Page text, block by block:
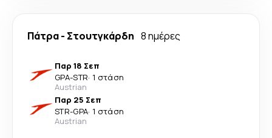
Πάτρα- Στουτγκάρδη 8 ημέρες
Παρ 18 Σεπ
GPA-STR· 1 στάση
Austrian
Παρ 25 Σεπ
STR-GPA· 1 στάση
Austrian